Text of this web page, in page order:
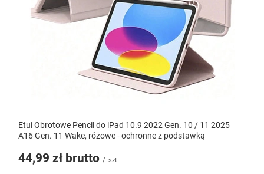
Etui Obrotowe Pencil do iPad 10.9 2022 Gen. 10 / 11 2025
A16 Gen. 11 Wake, różowe - ochronne z podstawką
44,99 zł brutto / szt.